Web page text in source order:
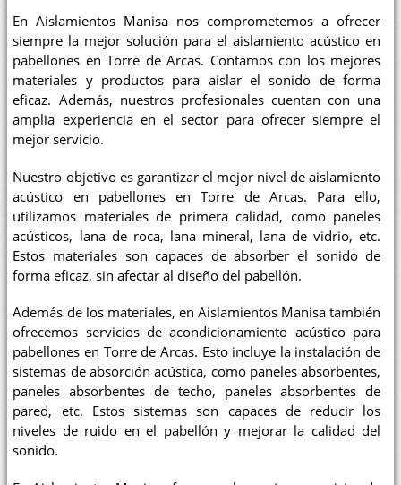
En Aislamientos Manisa nos comprometemos a ofrecer
siempre la mejor solución para el aislamiento acústico en
pabellones en Torre de Arcas. Contamos con los mejores
materiales y productos para aislar el sonido de forma
eficaz. Además, nuestros profesionales cuentan con una
amplia experiencia en el sector para ofrecer siempre el
mejor servicio.
Nuestro objetivo es garantizar el mejor nivel de aislamiento
acústico en pabellones en Torre de Arcas. Para ello,
utilizamos materiales de primera calidad, como paneles
acústicos, lana de roca, lana mineral, lana de vidrio, etc.
Estos materiales son capaces de absorber el sonido de
forma eficaz, sin afectar al diseño del pabellón.
Además de los materiales, en Aislamientos Manisa también
ofrecemos servicios de acondicionamiento acústico para
pabellones en Torre de Arcas. Esto incluye la instalación de
sistemas de absorción acústica, como paneles absorbentes,
paneles absorbentes de techo, paneles absorbentes de
pared, etc. Estos sistemas son capaces de reducir los
niveles de ruido en el pabellón y mejorar la calidad del
sonido.